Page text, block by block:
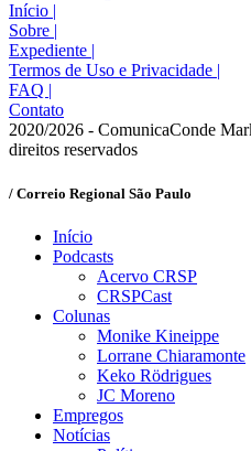
Início
Sobre
Expediente
Termos de Uso e Privacidade
FAQ
Contato
2020/2026 - ComunicaConde
direitos reservados
/ Correio Regional São Paulo
Início
Podcasts
Acervo CRSP
CRSPCast
Colunas
Monike Kineippe
Lorrane Chiaramonte
Keko Rödrigues
JC Moreno
Empregos
Notícias